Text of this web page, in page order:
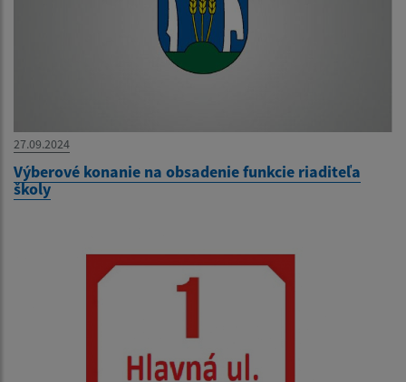
27.09.2024
Výberové konanie na obsadenie funkcie riaditeľa
školy